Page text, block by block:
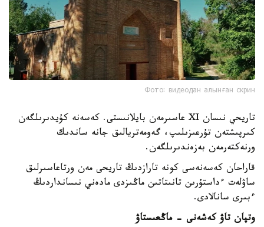
Фото: видеодан алынған скрин
تاريحي نىسان XI عاسىرمەن بايلانىستى. كەسەنە كۇيدىرىلگەن
كىرپىشتەن تۇرعىزىلىپ، گەومەتريالىق جانە ساندىك
ورنەكتەرمەن بەزەندىرىلگەن.
قاراحان كەسەنەسى كونە تارازدىڭ تاريحى مەن ورتاعاسىرلىق
ساۋلەت ءداستۇرىن تانىتاتىن ماڭىزدى مادەني نىسانداردىڭ
ءبىرى سانالادى.
وتپان تاۋ كەشەنى - ماڭعىستاۋ